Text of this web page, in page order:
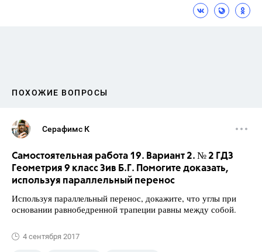
ПОХОЖИЕ ВОПРОСЫ
Серафимс К
Самостоятельная работа 19. Вариант 2. № 2 ГДЗ
Геометрия 9 класс Зив Б.Г. Помогите доказать,
используя параллельный перенос
Используя параллельный перенос, докажите, что углы при
основании равнобедренной трапеции равны между собой.
4 сентября 2017